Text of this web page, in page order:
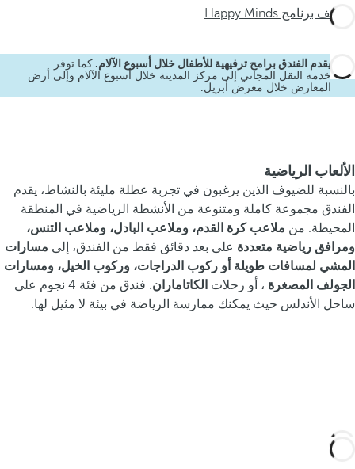
اكتشف برنامج Happy Minds
يقدم الفندق برامج ترفيهية للأطفال خلال أسبوع الآلام. كما توفر
خدمة النقل المجاني إلى مركز المدينة خلال أسبوع الآلام وإلى أرض
المعارض خلال معرض أبريل.
الألعاب الرياضية
بالنسبة للضيوف الذين يرغبون في تجربة عطلة مليئة بالنشاط، يقدم
الفندق مجموعة كاملة ومتنوعة من الأنشطة الرياضية في المنطقة
المحيطة. من ملاعب كرة القدم، وملاعب البادل، وملاعب التنس،
ومرافق رياضية متعددة على بعد دقائق فقط من الفندق، إلى مسارات
المشي لمسافات طويلة أو ركوب الدراجات، وركوب الخيل، ومسارات
الجولف المصغرة ، أو رحلات الكاتاماران
. فندق من فئة 4 نجوم على
ساحل الأندلس حيث يمكنك ممارسة الرياضة في بيئة لا مثيل لها.